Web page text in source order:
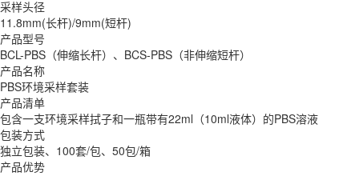
采样头径
11.8mm(长杆)/9mm(短杆)
产品型号
BCL-PBS（伸缩长杆）、BCS-PBS（非伸缩短杆）
产品名称
PBS环境采样套装
产品清单
包含一支环境采样拭子和一瓶带有22ml（10ml液体）的PBS溶液
包装方式
独立包装、100套/包、50包/箱
产品优势